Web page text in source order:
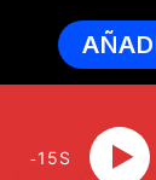
15